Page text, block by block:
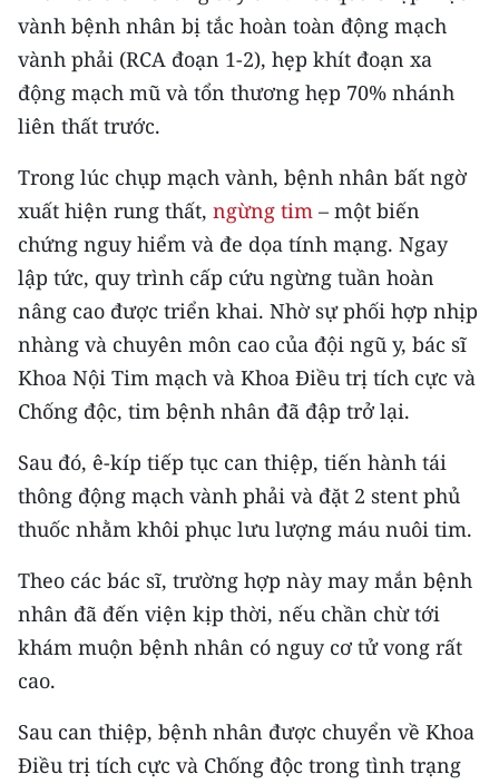
Media Du lịch
Media Thế giới
Media Thể thao
Media Y tế
Media Khoa học - Công nghệ
Media Môi trường
Ảnh
Infographic
TIN MỚI
TIN ĐỊA PHƯƠNG
Trung du và miền núi phía Bắc
Đồng bằng sông Hồng
Bắc Trung Bộ
Duyên hải Nam Trung Bộ và Tây
Nguyên
vành bệnh nhân bị tắc hoàn toàn động mạch
vành phải (RCA đoạn 1-2), hẹp khít đoạn xa
động mạch mũ và tổn thương hẹp 70% nhánh
liên thất trước.
Trong lúc chụp mạch vành, bệnh nhân bất ngờ
xuất hiện rung thất, ngừng tim – một biến
chứng nguy hiểm và đe dọa tính mạng. Ngay
lập tức, quy trình cấp cứu ngừng tuần hoàn
nâng cao được triển khai. Nhờ sự phối hợp nhịp
nhàng và chuyên môn cao của đội ngũ y, bác sĩ
Khoa Nội Tim mạch và Khoa Điều trị tích cực và
Chống độc, tim bệnh nhân đã đập trở lại.
Sau đó, ê-kíp tiếp tục can thiệp, tiến hành tái
thông động mạch vành phải và đặt 2 stent phủ
thuốc nhằm khôi phục lưu lượng máu nuôi tim.
Theo các bác sĩ, trường hợp này may mắn bệnh
nhân đã đến viện kịp thời, nếu chần chừ tới
khám muộn bệnh nhân có nguy cơ tử vong rất
cao.
Sau can thiệp, bệnh nhân được chuyển về Khoa
Điều trị tích cực và Chống độc trong tình trạng